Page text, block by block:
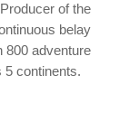
of the
belay
800 adventure
5 continents.